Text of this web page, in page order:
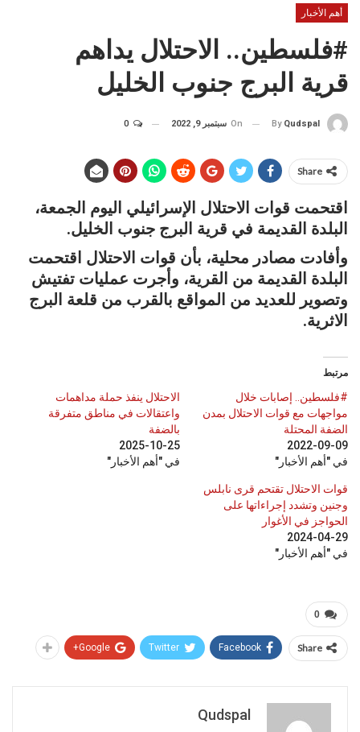
أهم الأخبار
#فلسطين.. الاحتلال يداهم
قرية البرج جنوب الخليل
By Qudspal
On سبتمبر 9, 2022
Share
اقتحمت قوات الاحتلال الإسرائيلي اليوم الجمعة،
البلدة القديمة في قرية البرج جنوب الخليل.
وأفادت مصادر محلية، بأن قوات الاحتلال اقتحمت
البلدة القديمة من القرية، وأجرت عمليات تفتيش
وتصوير للعديد من المواقع بالقرب من قلعة البرج
الاثرية.
مرتبط
#فلسطين.. إصابات خلال
مواجهات مع قوات الاحتلال بمدن
الضفة المحتلة
2022-09-09
في "أهم الأخبار"
الاحتلال ينفذ حملة مداهمات
واعتقالات في مناطق متفرقة
بالضفة
2025-10-25
في "أهم الأخبار"
قوات الاحتلال تقتحم قرى نابلس
وجنين وتشدد إجراءاتها على
الحواجز في الأغوار
2024-04-29
في "أهم الأخبار"
0
Share
Facebook
Twitter
Google+
Qudspal